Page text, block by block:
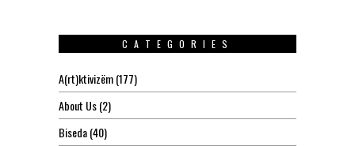
CATEGORIES
A(rt)ktivizëm(177)
About Us(2)
Biseda(40)